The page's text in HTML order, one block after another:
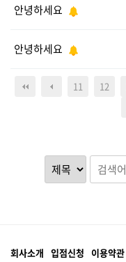
안녕하세요
안녕하세요
11 12
회사소개 입점신청 이용약관